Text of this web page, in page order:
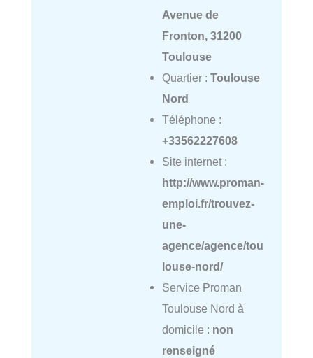
Avenue de
Fronton, 31200
Toulouse
Quartier : Toulouse
Nord
Téléphone :
+33562227608
Site internet :
http://www.proman-
emploi.fr/trouvez-
une-
agence/agence/tou
louse-nord/
Service Proman
Toulouse Nord à
domicile : non
renseigné